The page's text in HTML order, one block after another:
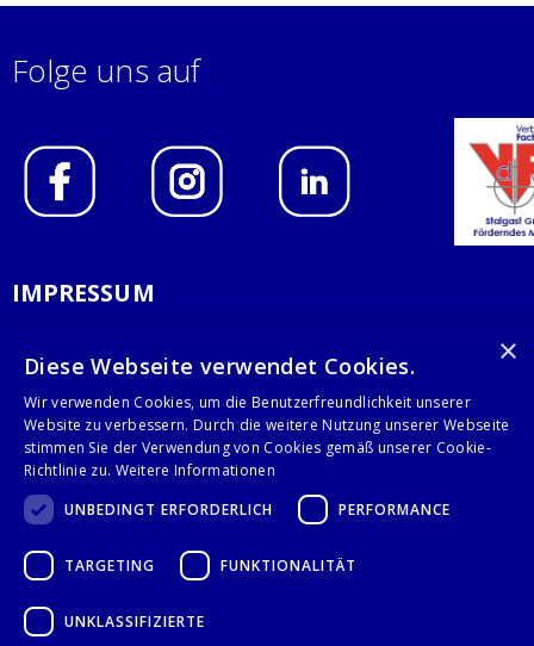
Folge uns auf
IMPRESSUM
AGB
KONTAKT
Stalgast GmbH
28359 Bremen
+49 421 408844-0
×
Diese Webseite verwendet Cookies.
Wir verwenden Cookies, um die Benutzerfreundlichkeit unserer
Website zu verbessern. Durch die weitere Nutzung unserer Webseite
stimmen Sie der Verwendung von Cookies gemäß unserer Cookie-
Richtlinie zu. Weitere Informationen
UNBEDINGT ERFORDERLICH
PERFORMANCE
TARGETING FUNKTIONALITÄT
UNKLASSIFIZIERTE